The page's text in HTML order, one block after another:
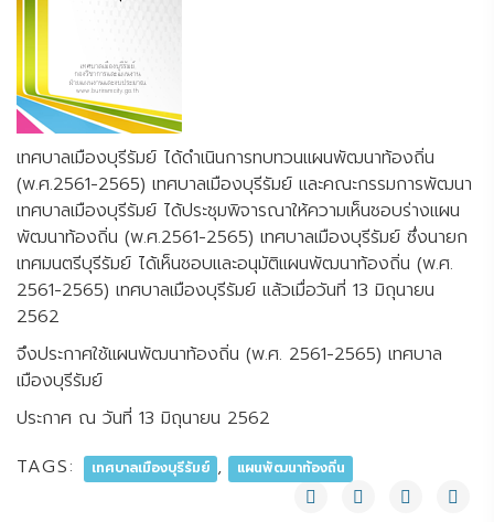
เทศบาลเมืองบุรีรัมย์ ได้ดำเนินการทบทวนแผนพัฒนาท้องถิ่น
(พ.ศ.2561-2565) เทศบาลเมืองบุรีรัมย์ และคณะกรรมการพัฒนา
เทศบาลเมืองบุรีรัมย์ ได้ประชุมพิจารณาให้ความเห็นชอบร่างแผน
พัฒนาท้องถิ่น (พ.ศ.2561-2565) เทศบาลเมืองบุรีรัมย์ ซึ่งนายก
เทศมนตรีบุรีรัมย์ ได้เห็นชอบและอนุมัติแผนพัฒนาท้องถิ่น (พ.ศ.
2561-2565) เทศบาลเมืองบุรีรัมย์ แล้วเมื่อวันที่ 13 มิถุนายน
2562
จึงประกาศใช้แผนพัฒนาท้องถิ่น (พ.ศ. 2561-2565) เทศบาล
เมืองบุรีรัมย์
ประกาศ ณ วันที่ 13 มิถุนายน 2562
TAGS:
เทศบาลเมืองบุรีรัมย์ , แผนพัฒนาท้องถิ่น